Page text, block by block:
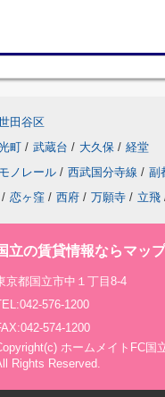
田谷区
町 / 武蔵台 / 大久保 / 経堂
ノレール / 西武国分寺線 / 副
/ 恋ヶ窪 / 西府 / 万願寺 / 立飛
立の賃貸情報ならマッ
京都国立市中１丁目8-4
576-1200
574-1200
ホームメイトFC
Rights Reserved.